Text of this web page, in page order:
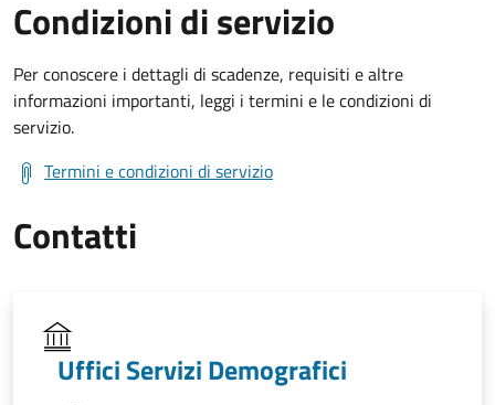
Condizioni di servizio
Per conoscere i dettagli di scadenze, requisiti e altre
informazioni importanti, leggi i termini e le condizioni di
servizio.
Termini e condizioni di servizio
Contatti
Uffici Servizi Demografici